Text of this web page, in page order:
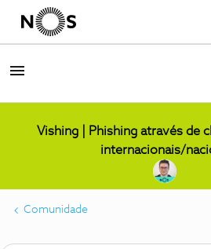
Vishing | Phishing através de
internacionais/
Comunidade